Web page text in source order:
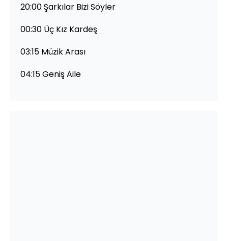
20:00 Şarkılar Bizi Söyler
00:30 Üç Kız Kardeş
03:15 Müzik Arası
04:15 Geniş Aile